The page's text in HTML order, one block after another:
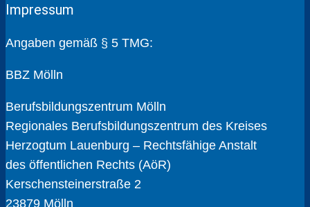
Impressum
Angaben gemäß § 5 TMG:
BBZ Mölln
Berufsbildungszentrum Mölln
Regionales Berufsbildungszentrum des Kreises
Herzogtum Lauenburg – Rechtsfähige Anstalt
des öffentlichen Rechts (AöR)
Kerschensteinerstraße 2
23879 Mölln